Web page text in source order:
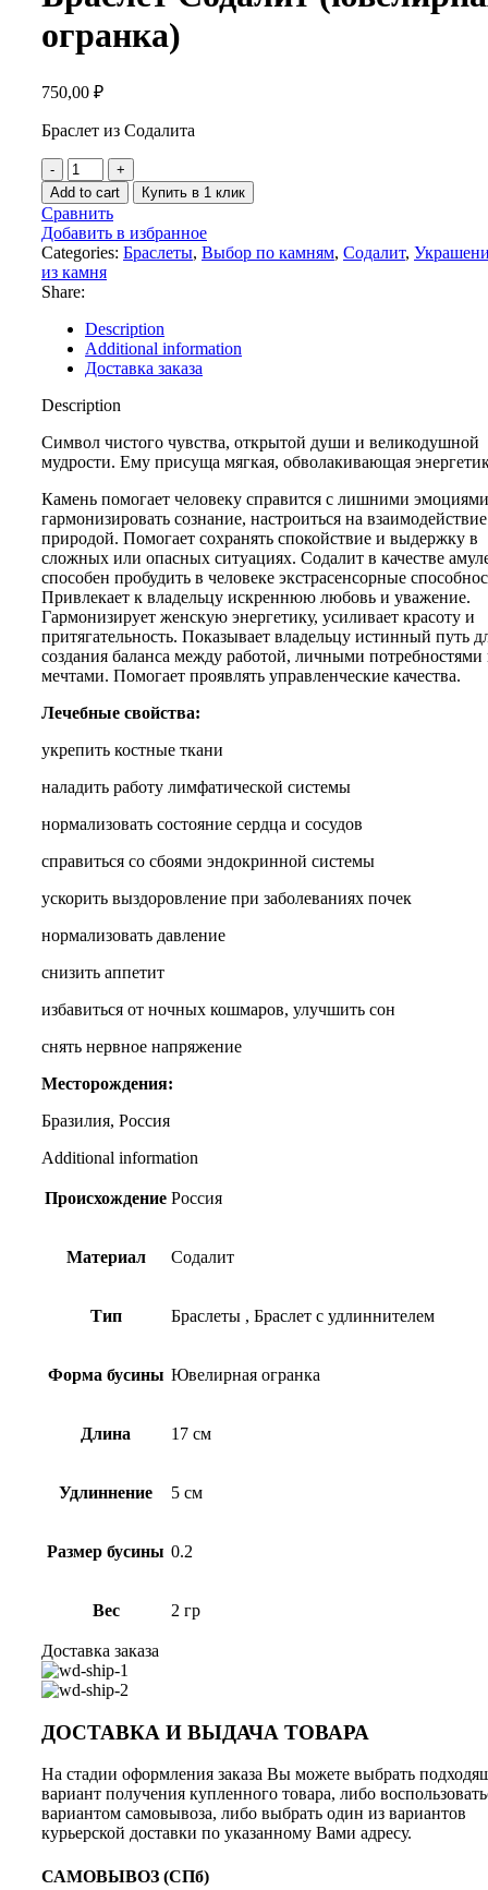
огранка)
750,00 ₽
Браслет из Содалита
Браслет
Содалит
(ювелирная
огранка)
quantity
Add to cart Купить в 1 клик
Сравнить
Добавить в избранное
Categories: Браслеты, Выбор по камням, Содалит,
из камня
Share:
Description
Additional information
Доставка заказа
Description
Символ чистого чувства, открытой души и великодушной
мудрости. Ему присуща мягкая, обволакивающая
Камень помогает человеку справится с лишними
гармонизировать сознание, настроиться на
природой. Помогает сохранять спокойствие и выдержку в
сложных или опасных ситуациях. Содалит в качестве
способен пробудить в человеке экстрасенсорные
Привлекает к владельцу искреннюю любовь и уважение.
Гармонизирует женскую энергетику, усиливает красоту и
притягательность. Показывает владельцу истинный путь
создания баланса между работой, личными потребностями
мечтами. Помогает проявлять управленческие качества.
Лечебные свойства:
укрепить костные ткани
наладить работу лимфатической системы
нормализовать состояние сердца и сосудов
справиться со сбоями эндокринной системы
ускорить выздоровление при заболеваниях почек
нормализовать давление
снизить аппетит
избавиться от ночных кошмаров, улучшить сон
снять нервное напряжение
Месторождения:
Бразилия, Россия
Additional information
Происхождение Россия
Материал Содалит
Тип Браслеты , Браслет с удлиннителем
Форма бусины Ювелирная огранка
Длина 17 см
Удлиннение 5 см
Размер бусины 0.2
Вес 2 гр
Доставка заказа
ДОСТАВКА И ВЫДАЧА ТОВАРА
На стадии оформления заказа Вы можете выбрать
вариант получения купленного товара, либо
вариантом самовывоза, либо выбрать один из вариантов
курьерской доставки по указанному Вами адресу.
САМОВЫВОЗ (СПб)